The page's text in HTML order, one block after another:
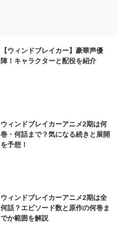
【ウィンドブレイカー】豪華声優
陣！キャラクターと配役を紹介
ウィンドブレイカーアニメ2期は何
巻・何話まで？気になる続きと展開
を予想！
ウィンドブレイカーアニメ2期は全
何話？エピソード数と原作の何巻ま
でか範囲を解説